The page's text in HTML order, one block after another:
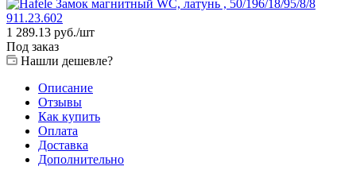
1 289.13 руб./шт
Под заказ
Нашли дешевле?
Описание
Отзывы
Как купить
Оплата
Доставка
Дополнительно